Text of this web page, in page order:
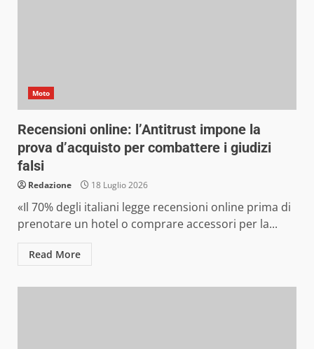
Moto
Recensioni online: l’Antitrust impone la
prova d’acquisto per combattere i giudizi
falsi
Redazione 18 Luglio 2026
«Il 70% degli italiani legge recensioni online prima di
prenotare un hotel o comprare accessori per la...
Read More